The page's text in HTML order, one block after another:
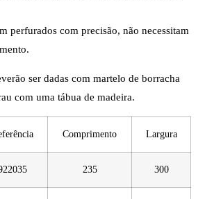
perfurados com precisão, não necessitam
ser dadas com martelo de borracha
com uma tábua de madeira.
Comprimento Largura
235 300